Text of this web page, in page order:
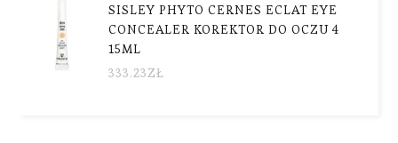
SISLEY PHYTO CERNES ECLAT EYE
CONCEALER KOREKTOR DO OCZU 4
15ML
333.23ZŁ